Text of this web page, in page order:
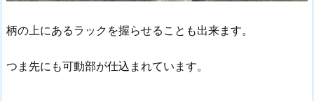
柄の上にあるラックを握らせることも出来ます。
つま先にも可動部が仕込まれています。